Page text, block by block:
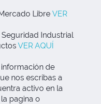
Libre VER
Industrial
VER AQUÍ
de
nos escribas a
activo en la
pagina o